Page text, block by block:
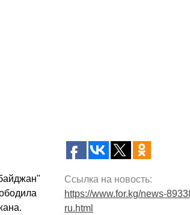
Ссылка на новость:
https://www.for.kg/news-
ru.html